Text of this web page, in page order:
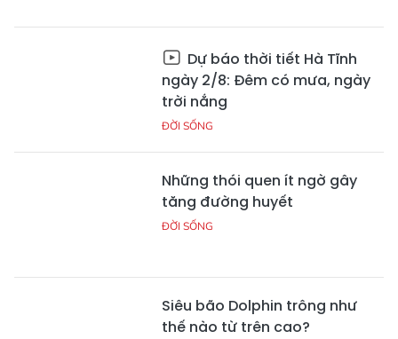
Dự báo thời tiết Hà Tĩnh
ngày 2/8: Đêm có mưa, ngày
trời nắng
ĐỜI SỐNG
Những thói quen ít ngờ gây
tăng đường huyết
ĐỜI SỐNG
Siêu bão Dolphin trông như
thế nào từ trên cao?